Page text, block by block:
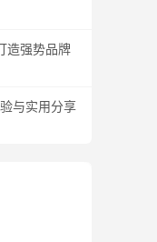
造强势品牌
与实用分享